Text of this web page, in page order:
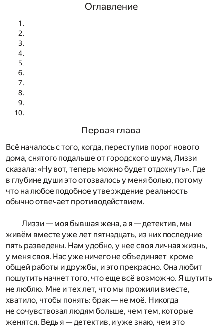
Оглавление
Первая глава
Всё началось с того, когда, переступив порог нового
дома, снятого подальше от городского шума, Лиззи
сказала: «Ну вот, теперь можно будет отдохнуть». Где
в глубине души это отозвалось у меня болью, потому
что на любое подобное утверждение реальность
обычно отвечает противодействием.
Лиззи — моя бывшая жена, а я — детектив, мы
живём вместе уже лет пятнадцать, из них последние
пять разведены. Нам удобно, у нее своя личная жизнь,
у меня своя. Нас уже ничего не объединяет, кроме
общей работы и дружбы, и это прекрасно. Она любит
пошутить начнет того, что еще всё возможно. Я шутить
не люблю. Мне и тех лет, что мы прожили вместе,
хватило, чтобы понять: брак — не моё. Никогда
не сочувствовал людям больше, чем тем, которые
женятся. Ведь я — детектив, и уже знаю, чем это